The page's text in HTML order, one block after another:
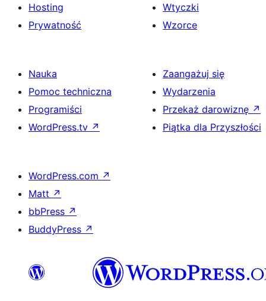
Hosting
Prywatność
Wtyczki
Wzorce
Nauka
Pomoc techniczna
Programiści
WordPress.tv ↗
Zaangażuj się
Wydarzenia
Przekaż darowiznę ↗
Piątka dla Przyszłości
WordPress.com ↗
Matt ↗
bbPress ↗
BuddyPress ↗